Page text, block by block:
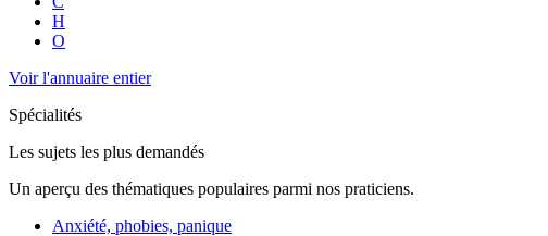
H
O
Voir l'annuaire entier
Spécialités
Les sujets les plus demandés
Un aperçu des thématiques populaires parmi nos praticiens.
Anxiété, phobies, panique